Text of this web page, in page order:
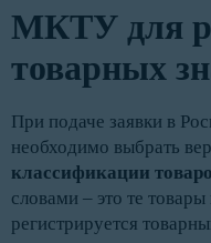
МКТУ для
товарных
При подаче заявки в
необходимо выбрать
классификации
словами – это те
регистрируется